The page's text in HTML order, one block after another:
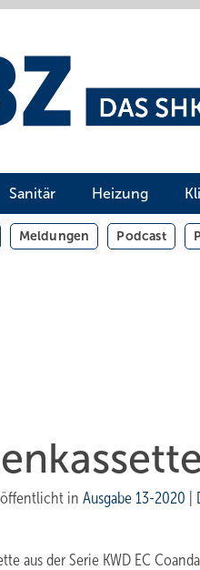
Sanitär Heizung
Meldungen Podcast
in Ausgabe 13-2020
aus der Serie KWD EC